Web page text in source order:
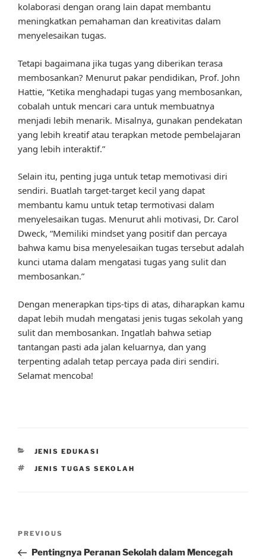
kolaborasi dengan orang lain dapat membantu
meningkatkan pemahaman dan kreativitas dalam
menyelesaikan tugas.
Tetapi bagaimana jika tugas yang diberikan terasa
membosankan? Menurut pakar pendidikan, Prof. John
Hattie, “Ketika menghadapi tugas yang membosankan,
cobalah untuk mencari cara untuk membuatnya
menjadi lebih menarik. Misalnya, gunakan pendekatan
yang lebih kreatif atau terapkan metode pembelajaran
yang lebih interaktif.”
Selain itu, penting juga untuk tetap memotivasi diri
sendiri. Buatlah target-target kecil yang dapat
membantu kamu untuk tetap termotivasi dalam
menyelesaikan tugas. Menurut ahli motivasi, Dr. Carol
Dweck, “Memiliki mindset yang positif dan percaya
bahwa kamu bisa menyelesaikan tugas tersebut adalah
kunci utama dalam mengatasi tugas yang sulit dan
membosankan.”
Dengan menerapkan tips-tips di atas, diharapkan kamu
dapat lebih mudah mengatasi jenis tugas sekolah yang
sulit dan membosankan. Ingatlah bahwa setiap
tantangan pasti ada jalan keluarnya, dan yang
terpenting adalah tetap percaya pada diri sendiri.
Selamat mencoba!
CATEGORIES
JENIS EDUKASI
TAGS
JENIS TUGAS SEKOLAH
Previous
Post
PREVIOUS
Pentingnya Peranan Sekolah dalam Mencegah